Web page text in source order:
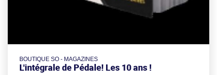
BOUTIQUE SO - MAGAZINES
L'intégrale de Pédale! Les 10 ans !